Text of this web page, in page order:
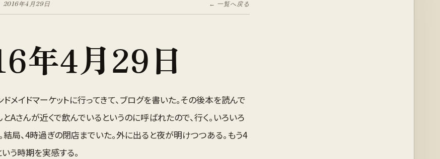
2016年4月29日 ← 一覧へ戻る
年4月29日
メイドマーケットに行ってきて、ブログを書いた。その後本を読んで
とAさんが近くで飲んでいるというのに呼ばれたので、行く。いろいろ
結局、4時過ぎの閉店までいた。外に出ると夜が明けつつある。もう4
う時期を実感する。